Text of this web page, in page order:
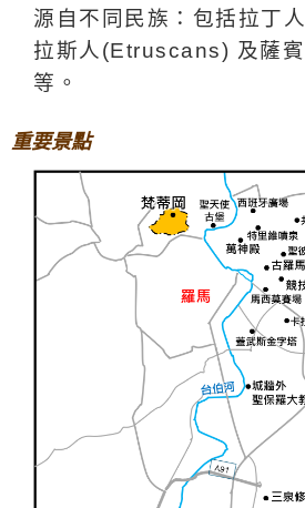
源自不同民族：包括拉丁人
拉斯人(Etruscans) 及薩賓
等。
重要景點